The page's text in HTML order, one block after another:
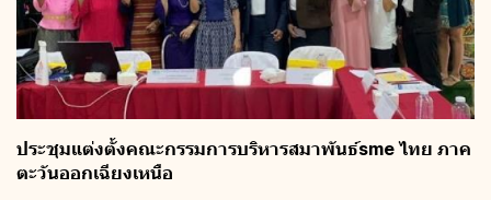
ประชุมแต่งตั้งคณะกรรมการบริหารสมาพันธ์sme ไทย ภาค
ตะวันออกเฉียงเหนือ